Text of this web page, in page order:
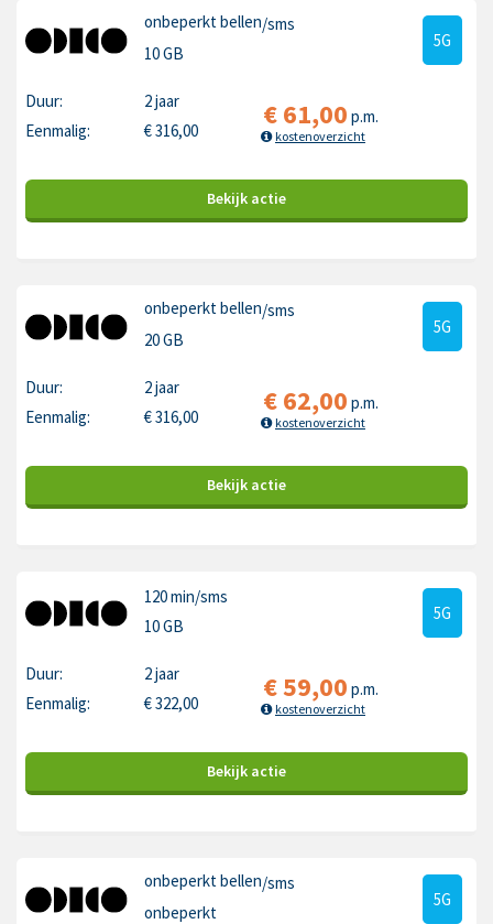
onbeperkt bellen/sms
10 GB
5G
Duur:
2 jaar
Eenmalig:
€316,00 €61,00 p.m.
kostenoverzicht
Bekijk actie
onbeperkt bellen/sms
20 GB
5G
Duur:
2 jaar
Eenmalig:
€316,00 €62,00 p.m.
kostenoverzicht
Bekijk actie
120 min/sms
10 GB
5G
Duur:
2 jaar
Eenmalig:
€322,00 €59,00 p.m.
kostenoverzicht
Bekijk actie
onbeperkt bellen/sms
onbeperkt
5G